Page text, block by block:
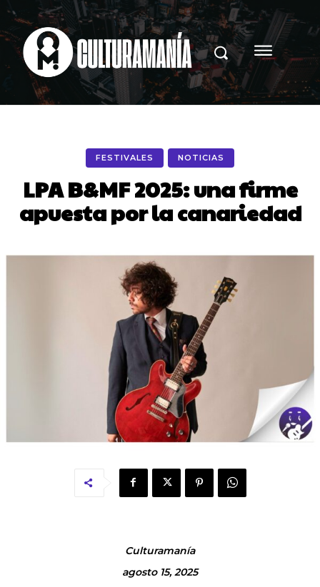
FESTIVALES NOTICIAS
LPA B&MF 2025: una firme
apuesta por la canariedad
Culturamanía
agosto 15, 2025